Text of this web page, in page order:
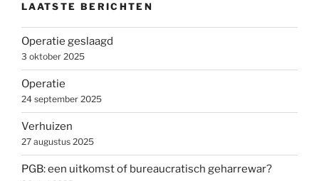
LAATSTE BERICHTEN
Operatie geslaagd
3 oktober 2025
Operatie
24 september 2025
Verhuizen
27 augustus 2025
PGB: een uitkomst of bureaucratisch geharrewar?